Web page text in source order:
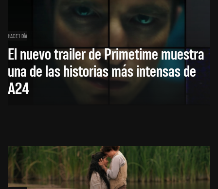
HACE 1 DÍA
El nuevo trailer de Primetime muestra
una de las historias más intensas de
A24